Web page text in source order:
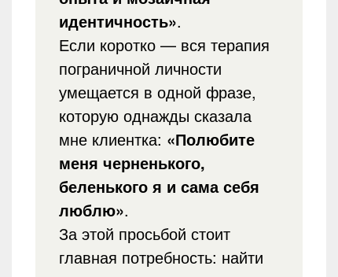
идентичность».
Если коротко — вся терапия
пограничной личности
умещается в одной фразе,
которую однажды сказала
мне клиентка: «Полюбите
меня черненького,
беленького я и сама себя
люблю».
За этой просьбой стоит
главная потребность: найти